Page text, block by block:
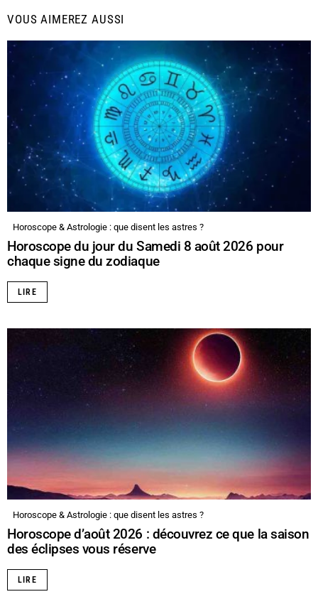
VOUS AIMEREZ AUSSI
Horoscope & Astrologie : que disent les astres ?
Horoscope du jour du Samedi 8 août 2026 pour
chaque signe du zodiaque
LIRE
Horoscope & Astrologie : que disent les astres ?
Horoscope d’août 2026 : découvrez ce que la saison
des éclipses vous réserve
LIRE